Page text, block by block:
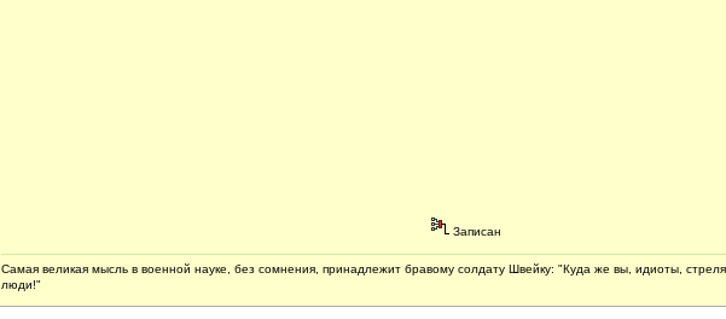
Записан
Самая великая мысль в военной науке, без сомнения, принадлежит бравому солдату Швейку: "Куда же вы, идиоты,
люди!"